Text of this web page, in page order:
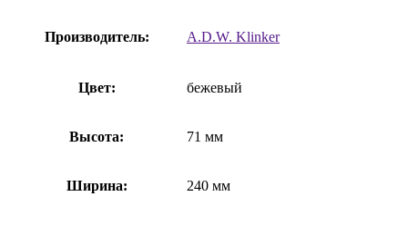
Производитель: A.D.W. Klinker
Цвет: бежевый
Высота: 71 мм
Ширина: 240 мм